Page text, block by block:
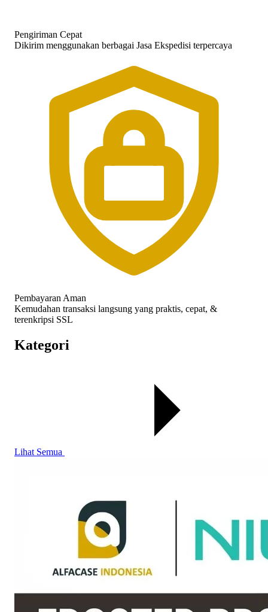
Pengiriman Cepat
Dikirim menggunakan berbagai Jasa Ekspedisi terpercaya
Pembayaran Aman
Kemudahan transaksi langsung yang praktis, cepat, &
terenkripsi SSL
Kategori
Lihat Semua